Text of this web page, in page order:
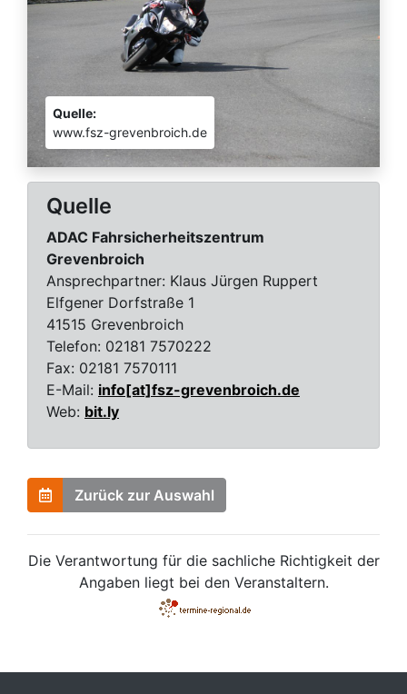
Quelle:
www.fsz-grevenbroich.de
Quelle
ADAC Fahrsicherheitszentrum
Grevenbroich
Ansprechpartner: Klaus Jürgen Ruppert
Elfgener Dorfstraße 1
41515 Grevenbroich
Telefon: 02181 7570222
Fax: 02181 7570111
E-Mail: info[at]fsz-grevenbroich.de
Web: bit.ly
Zurück zur Auswahl
Die Verantwortung für die sachliche Richtigkeit der
Angaben liegt bei den Veranstaltern.